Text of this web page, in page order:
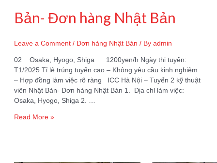
Bản- Đơn hàng Nhật Bản
Leave a Comment /Đơn hàng Nhật Bản / Byadmin
02 Osaka, Hyogo, Shiga 1200yen/h Ngày thi tuyển:
T1/2025 Tỉ lệ trúng tuyển cao – Không yêu cầu kinh nghiệm
– Hợp đồng làm việc rõ ràng ICC Hà Nội – Tuyển 2 kỹ thuật
viên Nhật Bản- Đơn hàng Nhật Bản 1. Địa chỉ làm việc:
Osaka, Hyogo, Shiga 2. …
Tuyển
Read More »